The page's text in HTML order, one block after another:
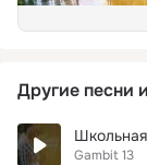
Другие песни
Gambit 13